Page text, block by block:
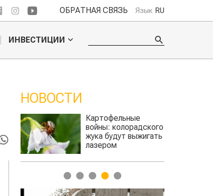
ОБРАТНАЯ СВЯЗЬ Язык RU
ИНВЕСТИЦИИ
НОВОСТИ
Картофельные
войны: колорадского
жука будут выжигать
лазером
1 2 3 4 5